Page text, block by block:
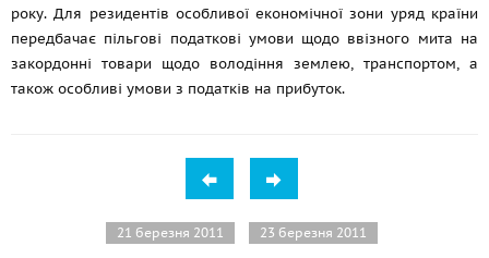
року. Для резидентів особливої економічної зони уряд країни
передбачає пільгові податкові умови щодо ввізного мита на
закордонні товари щодо володіння землею, транспортом, а
також особливі умови з податків на прибуток.
21 березня 2011 23 березня 2011